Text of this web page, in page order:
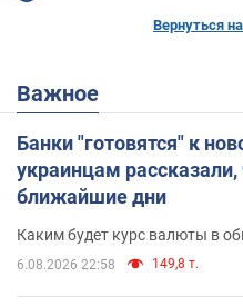
Вернуться
Важное
Банки "готовятся" к
украинцам
ближайшие дни
Каким будет курс валюты в
6.08.2026 22:58 149,8 т.